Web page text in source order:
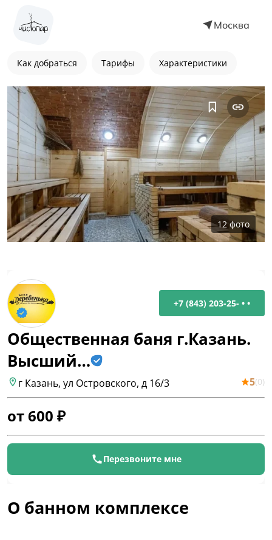
Москва
Как добраться Тарифы Характеристики
12 фото
+7 (843) 203-25- • •
Общественная баня г.Казань.
Высший…
г Казань, ул Островского, д 16/3 5(0)
от600 ₽
Перезвоните мне
О банном комплексе